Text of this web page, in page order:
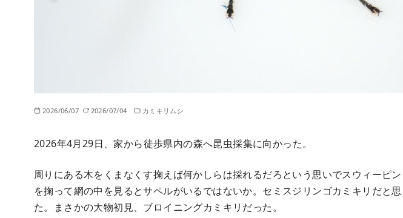
2026/06/07 2026/07/04 カミキリムシ
2026年4月29日、家から徒歩県内の森へ昆虫採集に向かった。
周りにある木をくまなくす掬えば何かしらは採れるだろという思いでスウィーピ
を掬って網の中を見るとサペルがいるではないか。セミスジリンゴカミキリだと
た。まさかの大物初見、ブロイニングカミキリだった。